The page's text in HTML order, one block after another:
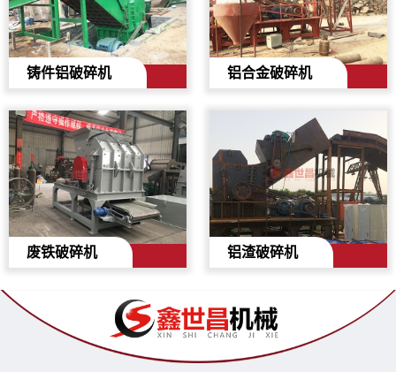
铸件铝破碎机 铝合金破碎机
废铁破碎机 铝渣破碎机